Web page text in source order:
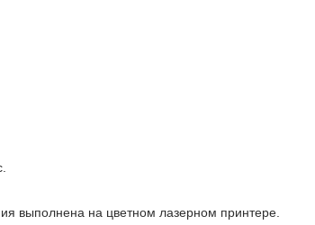
выполнена на цветном лазерном принтере.